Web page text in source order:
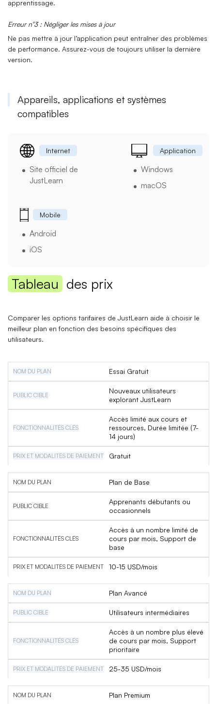
apprentissage.
Erreur n°3 : Négliger les mises à jour
Ne pas mettre à jour l’application peut entraîner des problèmes
de performance. Assurez-vous de toujours utiliser la dernière
version.
Appareils, applications et systèmes
compatibles
Internet
Site officiel de
JustLearn
Application
Windows
macOS
Mobile
Android
iOS
Tableau des prix
Comparer les options tarifaires de JustLearn aide à choisir le
meilleur plan en fonction des besoins spécifiques des
utilisateurs.
Essai Gratuit
Nouveaux utilisateurs
explorant JustLearn
Accès limité aux cours et
ressources, Durée limitée (7-
14 jours)
Gratuit
Plan de Base
Apprenants débutants ou
occasionnels
Accès à un nombre limité de
cours par mois, Support de
base
10-15 USD/mois
Plan Avancé
Utilisateurs intermédiaires
Accès à un nombre plus élevé
de cours par mois, Support
prioritaire
25-35 USD/mois
Plan Premium